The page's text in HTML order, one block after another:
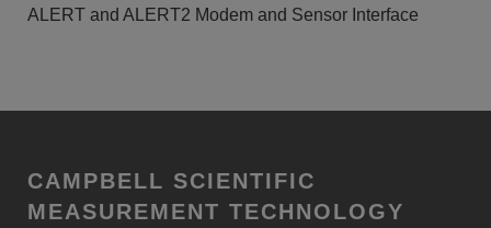
ALERT and ALERT2 Modem and Sensor Interface
CAMPBELL SCIENTIFIC
MEASUREMENT TECHNOLOGY